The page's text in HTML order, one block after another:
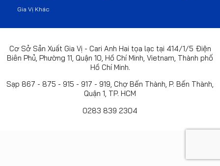
Gia Vị Khác
Cơ Sở Sản Xuất Gia Vị - Cari Anh Hai tọa lạc tại 414/1/5 Điện
Biên Phủ, Phường 11, Quận 10, Hồ Chí Minh, Vietnam, Thành phố
Hồ Chí Minh.
Sạp 867 - 875 - 915 - 917 - 919, Chợ Bến Thành, P. Bến Thành,
Quận 1, TP. HCM
0283 839 2304